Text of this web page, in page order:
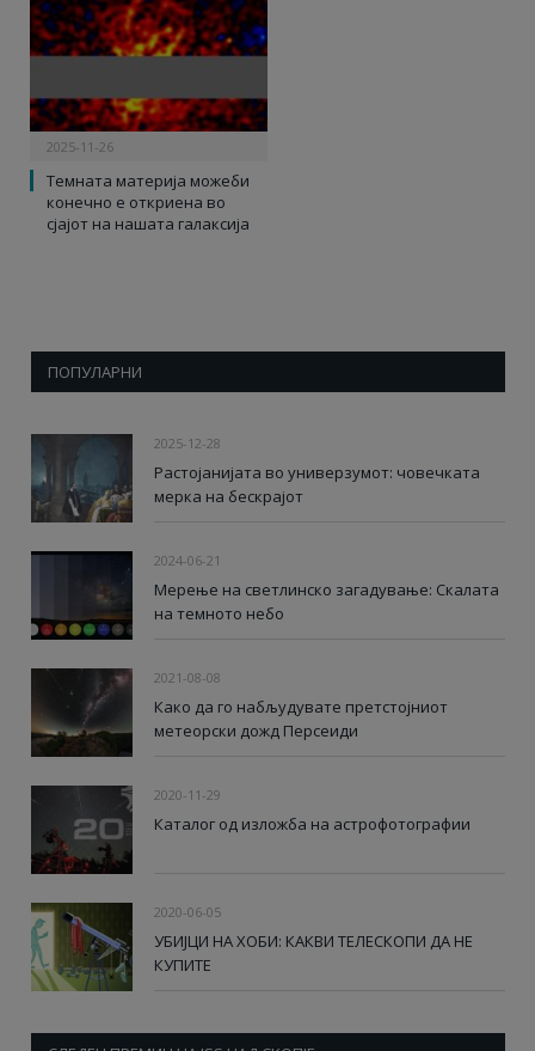
2025-11-26
Темната материја можеби
конечно е откриена во
сјајот на нашата галаксија
ПОПУЛАРНИ
2025-12-28
Растојанијата во универзумот: човечката
мерка на бескрајот
2024-06-21
Мерење на светлинско загадување: Скалата
на темното небо
2021-08-08
Како да го набљудувате претстојниот
метеорски дожд Персеиди
2020-11-29
Каталог од изложба на астрофотографии
2020-06-05
УБИЈЦИ НА ХОБИ: КАКВИ ТЕЛЕСКОПИ ДА НЕ
КУПИТЕ